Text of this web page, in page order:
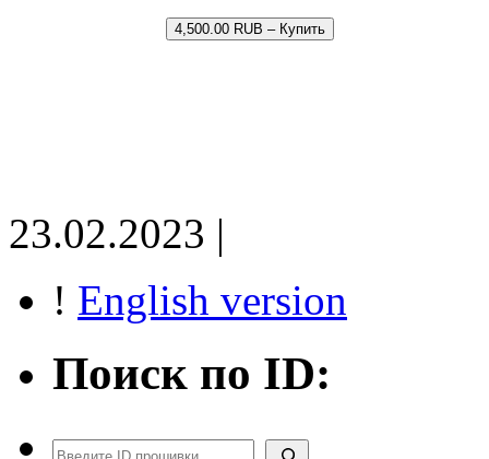
4,500.00 RUB – Купить
23.02.2023 |
! English version
Поиск по ID:
Поиск